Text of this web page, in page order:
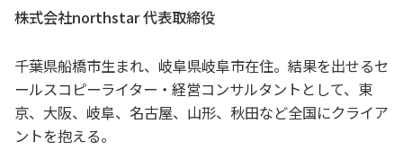
株式会社northstar 代表取締役
千葉県船橋市生まれ、岐阜県岐阜市在住。結果を出せるセ
ールスコピーライター・経営コンサルタントとして、東
京、大阪、岐阜、名古屋、山形、秋田など全国にクライア
ントを抱える。